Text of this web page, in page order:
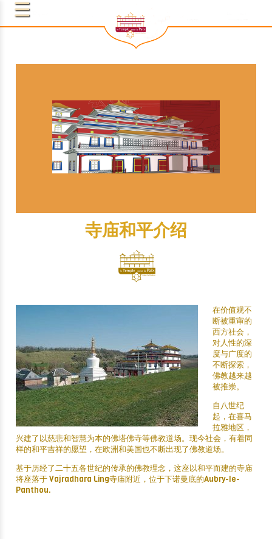
寺庙和平介绍
在价值观不
断被重审的
西方社会，
对人性的深
度与广度的
不断探索，
佛教越来越
被推崇。
自八世纪
起，在喜马
拉雅地区，
兴建了以慈悲和智慧为本的佛塔佛寺等佛教道场。现今社会，有着同
样的和平吉祥的愿望，在欧洲和美国也不断出现了佛教道场。
基于历经了二十五各世纪的传承的佛教理念，这座以和平而建的寺庙
将座落于 Vajradhara Ling寺庙附近，位于下诺曼底的Aubry-le-
Panthou.